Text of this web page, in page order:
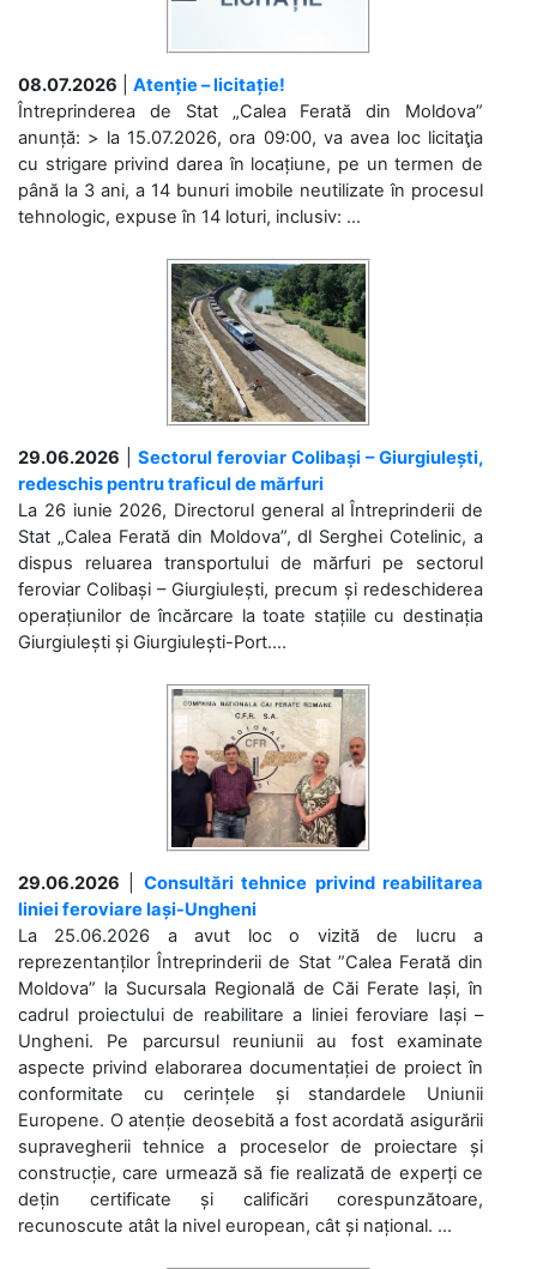
08.07.2026
Atenție – licitație!
Întreprinderea de Stat „Calea Ferată din Moldova”
anunță: > la 15.07.2026, ora 09:00, va avea loc licitaţia
cu strigare privind darea în locațiune, pe un termen de
până la 3 ani, a 14 bunuri imobile neutilizate în procesul
tehnologic, expuse în 14 loturi, inclusiv: ...
29.06.2026
Sectorul feroviar Colibași – Giurgiulești,
redeschis pentru traficul de mărfuri
La 26 iunie 2026, Directorul general al Întreprinderii de
Stat „Calea Ferată din Moldova”, dl Serghei Cotelinic, a
dispus reluarea transportului de mărfuri pe sectorul
feroviar Colibași – Giurgiulești, precum și redeschiderea
operațiunilor de încărcare la toate stațiile cu destinația
Giurgiulești și Giurgiulești-Port....
29.06.2026
Consultări tehnice privind reabilitarea
liniei feroviare Iași-Ungheni
La 25.06.2026 a avut loc o vizită de lucru a
reprezentanților Întreprinderii de Stat ”Calea Ferată din
Moldova” la Sucursala Regională de Căi Ferate Iași, în
cadrul proiectului de reabilitare a liniei feroviare Iași –
Ungheni. Pe parcursul reuniunii au fost examinate
aspecte privind elaborarea documentației de proiect în
conformitate cu cerințele și standardele Uniunii
Europene. O atenție deosebită a fost acordată asigurării
supravegherii tehnice a proceselor de proiectare și
construcție, care urmează să fie realizată de experți ce
dețin certificate și calificări corespunzătoare,
recunoscute atât la nivel european, cât și național. ...